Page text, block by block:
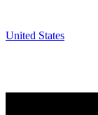
United States